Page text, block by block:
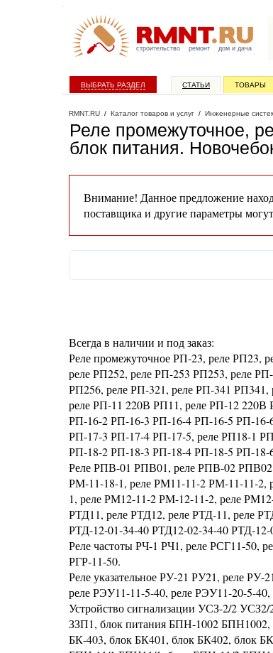
строительство ремонт дом и дача
ВЫБРАТЬ РАЗДЕЛ СТАТЬИ ТОВАРЫ
RMNT.RU / Каталог товаров и услуг / Инженерные
Реле промежуточное,
блок питания.
Внимание! Данное предложение
поставщика и другие параметры
Всегда в наличии и под заказ:
Реле промежуточное РП-23, реле РП23,
реле РП252, реле РП-253 РП253, реле
РП256, реле РП-321, реле РП-341
реле РП-11 220В РП11, реле РП-12
РП-16-2 РП-16-3 РП-16-4 РП-16-5 РП-
РП-17-3 РП-17-4 РП-17-5, реле РП18-1
РП-18-2 РП-18-3 РП-18-4 РП-18-5 РП-
Реле РПВ-01 РПВ01, реле РПВ-02
РМ-11-18-1, реле РМ11-11-2 РМ-11-11-2,
1, реле РМ12-11-2 РМ-12-11-2, реле
РТД11, реле РТД12, реле РТД-11, реле
РТД-12-01-34-40 РТД12-02-34-40 РТД-12-
Реле частоты РЧ-1 РЧ1, реле РСГ11-50,
РГР-11-50.
Реле указательное РУ-21 РУ21, реле
реле РЭУ11-11-5-40, реле РЭУ11-20-5-
Устройство сигнализации УСЗ-2/2
ЗЗП1, блок питания БПН-1002 БПН1002,
БК-403, блок БК401, блок БК402, блок